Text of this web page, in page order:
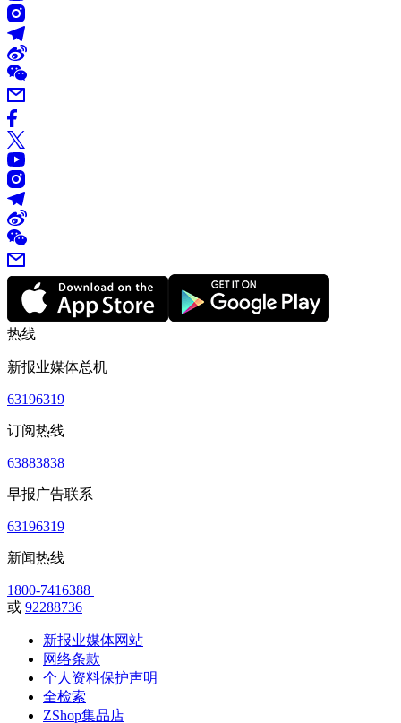
热线
新报业媒体总机
63196319
订阅热线
63883838
早报广告联系
63196319
新闻热线
1800-7416388
或 92288736
新报业媒体网站
网络条款
个人资料保护声明
全检索
ZShop集品店